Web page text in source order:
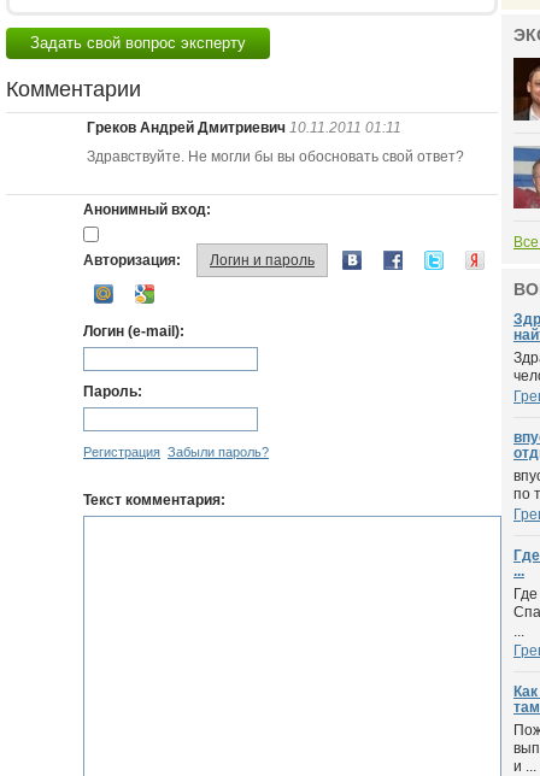
Задать свой вопрос эксперту
Комментарии
Греков Андрей Дмитриевич 10.11.2011 01:11
Здравствуйте. Не могли бы вы обосновать свой ответ?
Анонимный вход:
Авторизация: Логин и пароль
Логин (e-mail):
Пароль:
Регистрация Забыли пароль?
Текст комментария:
по
...
...
и ...